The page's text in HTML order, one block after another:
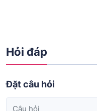
Hỏi đáp
Đặt câu hỏi